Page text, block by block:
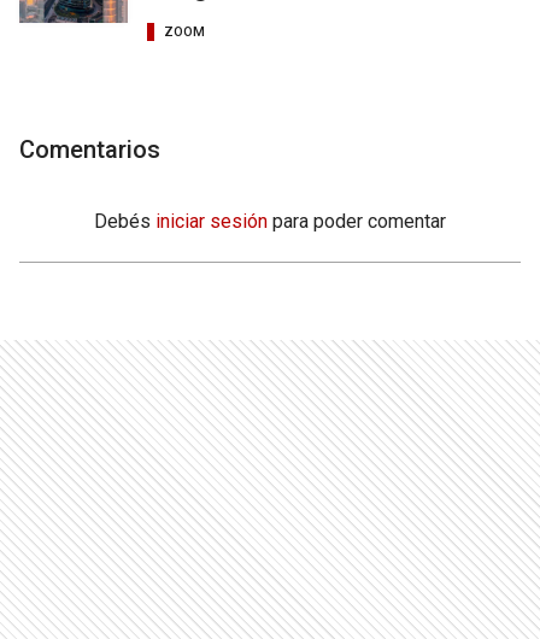
ZOOM
Comentarios
Debés iniciar sesión para poder comentar